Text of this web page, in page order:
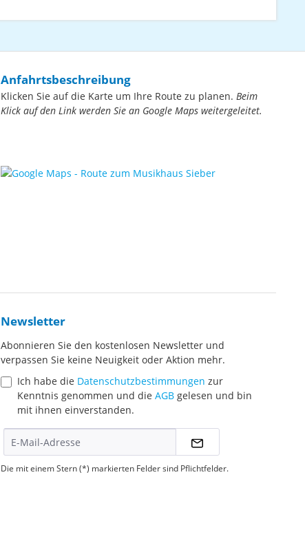
Anfahrtsbeschreibung
Klicken Sie auf die Karte um Ihre Route zu planen. Beim
Klick auf den Link werden Sie an Google Maps weitergeleitet.
Newsletter
Abonnieren Sie den kostenlosen Newsletter und
verpassen Sie keine Neuigkeit oder Aktion mehr.
Ich habe die Datenschutzbestimmungen zur
Kenntnis genommen und die AGB gelesen und bin
mit ihnen einverstanden.
Die mit einem Stern (*) markierten Felder sind Pflichtfelder.